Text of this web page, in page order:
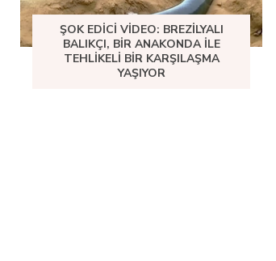
ŞOK EDICI VIDEO: BREZILYALI
BALIKÇI, BIR ANAKONDA ILE
TEHLIKELI BIR KARŞILAŞMA
YAŞIYOR